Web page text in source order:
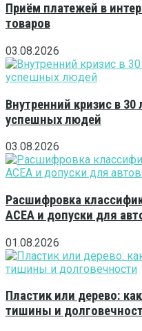
Приём платежей в
товаров
03.08.2026
Внутренний кризис в
успешных людей
03.08.2026
Расшифровка
ACEA и допуски для
01.08.2026
Пластик или дерево:
тишины и